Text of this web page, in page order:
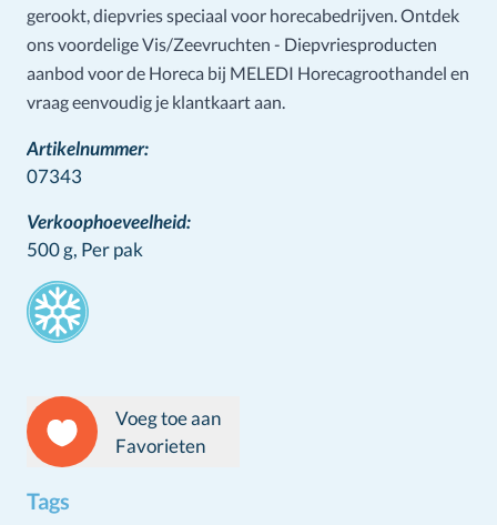
gerookt, diepvries speciaal voor horecabedrijven. Ontdek
ons voordelige Vis/Zeevruchten - Diepvriesproducten
aanbod voor de Horeca bij MELEDI Horecagroothandel en
vraag eenvoudig je klantkaart aan.
Artikelnummer:
07343
Verkoophoeveelheid:
500 g, Per pak
Stamps
Voeg toe aan
Favorieten
Tags